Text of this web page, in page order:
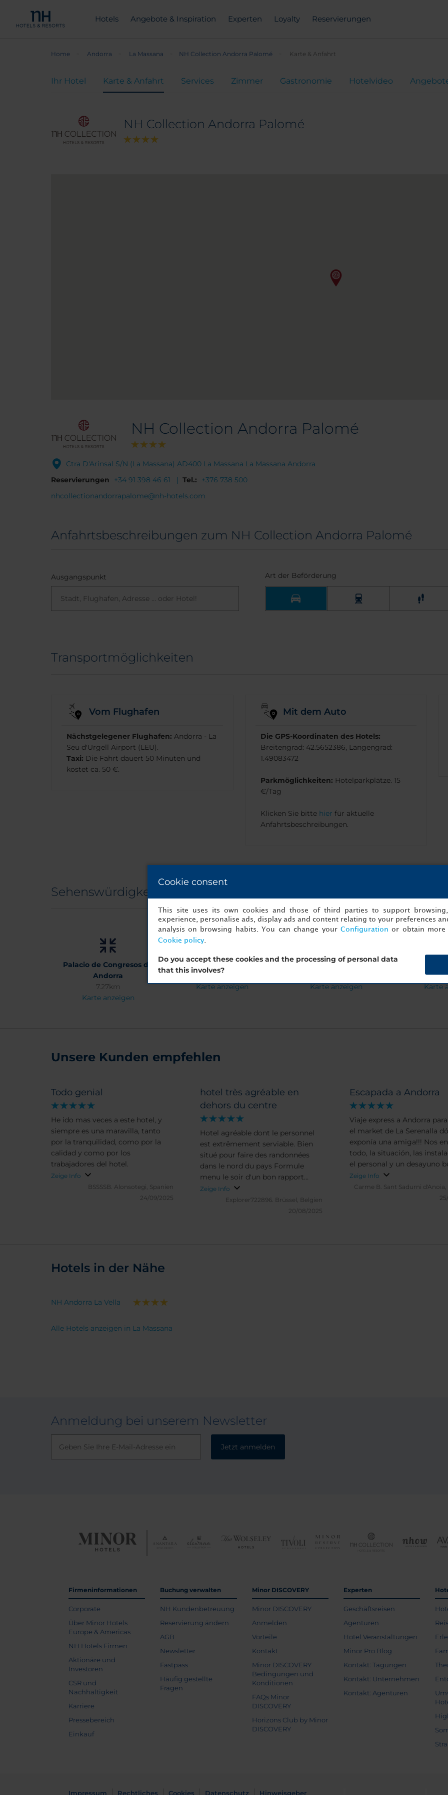
Hotels Angebote & Inspiration Experten Loyalty Reservierungen
Home Andorra La Massana NH Collection Andorra Palomé Karte & Anfahrt
Ihr Hotel Karte & Anfahrt Services Zimmer Gastronomie Hotelvideo
NH Collection Andorra Palomé
NH Collection Andorra Palomé
Ctra D'Arinsal S/N (La Massana) AD400 La Massana La Massana Andorra
Reservierungen
+34 91 398 46 61 Tel.:
+376 738 500
nhcollectionandorrapalome@nh-hotels.com
Anfahrtsbeschreibungen zum NH Collection Andorra Palomé
Ausgangspunkt Art der Beförderung
Transportmöglichkeiten
Vom Flughafen
Nächstgelegener Flughafen: Andorra - La
Seu d'Urgell Airport (LEU).
Taxi: Die Fahrt dauert 50 Minuten und
kostet ca. 50 €.
Mit dem Auto
Die GPS-Koordinaten des Hotels:
Breitengrad: 42.5652386, Längengrad:
1.49083472
Parkmöglichkeiten: Hotelparkplätze. 15
€/Tag
Klicken Sie bitte hier für aktuelle
Anfahrtsbeschreibungen.
Sehenswürdigkeiten
Palacio de Congresos de
Andorra
7.27km
Karte anzeigen
Parque Central
7.18km
Karte anzeigen
Tristaina Lakes
Karte anzeigen
Karte
Unsere Kunden empfehlen
Todo genial
He ido mas veces a este hotel, y
siempre es una maravilla, tanto
por la tranquilidad, como por la
calidad y como por los
trabajadores del hotel.
Zeige Info
BSSSSB. Alonsotegi, Spanien
24/09/2025
hotel très agréable en
dehors du centre
Hotel agréable dont le personnel
est extrêmement serviable. Bien
situé pour faire des randonnées
dans le nord du pays Formule
menu le soir d'un bon rapport
qualité-prix.
Zeige Info
Explorer722896. Brüssel, Belgien
20/08/2025
Escapada a Andorra
Viaje express a Andorra
el market de La Serenalla
exponía una amiga!!! Nos
todo, la situación, las
el personal y un desayuno
exquisito!! Repetiremos sin
ninguna duda
Zeige Info
Carme B. Sant Sadurni d'Anoia,
Hotels in der Nähe
NH Andorra La Vella
Alle Hotels anzeigen in La Massana
Anmeldung bei unserem Newsletter
Jetzt anmelden
Firmeninformationen
Corporate
Über Minor Hotels
Europe & Americas
NH Hotels Firmen
Aktionäre und
Investoren
CSR und
Nachhaltigkeit
Karriere
Pressebereich
Einkauf
Buchung verwalten
NH Kundenbetreuung
Reservierung ändern
AGB
Newsletter
Fastpass
Häufig gestellte
Fragen
Minor DISCOVERY
Minor DISCOVERY
Anmelden
Vorteile
Kontakt
Minor DISCOVERY
Bedingungen und
Konditionen
FAQs Minor
DISCOVERY
Horizons Club by Minor
DISCOVERY
Experten
Geschäftsreisen
Agenturen
Hotel Veranstaltungen
Minor Pro Blog
Kontakt: Tagungen
Kontakt: Unternehmen
Kontakt: Agenturen
Impressum Rechtliches Cookies Datenschutz Hinweisgeber
Cookie consent
This site uses its own cookies and those of third parties to support
experience, personalise ads, display ads and content relating to your preferences
analysis on browsing habits. You can change your Configuration or obtain
Cookie policy.
Do you accept these cookies and the processing of personal data
that this involves?